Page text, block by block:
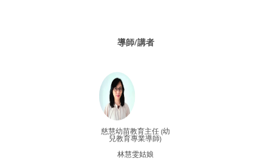
導師/講者
慈慧幼苗教育主任 (幼
兒教育專業導師)
林慧雯姑娘